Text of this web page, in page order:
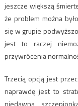
jeszcze większą
że problem można
się w grupie
jest to raczej
przywrócenia
Trzecią opcją jest
naprawdę jest to
niedawna